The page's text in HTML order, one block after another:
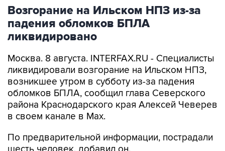
Возгорание на Ильском НПЗ из-за
падения обломков БПЛА
ликвидировано
Москва. 8 августа. INTERFAX.RU - Специалисты
ликвидировали возгорание на Ильском НПЗ,
возникшее утром в субботу из-за падения
обломков БПЛА, сообщил глава Северского
района Краснодарского края Алексей Чеверев
в своем канале в Max.
По предварительной информации, пострадали